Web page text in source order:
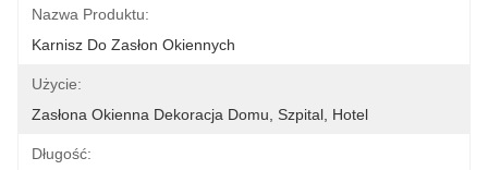
Nazwa Produktu:
Karnisz Do Zasłon Okiennych
Użycie:
Zasłona Okienna Dekoracja Domu, Szpital, Hotel
Długość: